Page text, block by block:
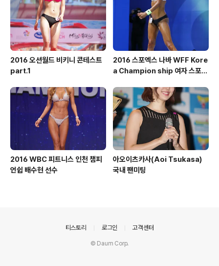
2016 오션월드 비키니 콘테스트
part.1
2016 스포엑스 나바 WFF Kore
a Champion ship 여자 스포츠
2016 WBC 피트니스 인천 챔피
언쉽 배수현 선수
아오이츠카사(Aoi Tsukasa)
국내 팬미팅
티스토리 로그인 고객센터
© Daum Corp.